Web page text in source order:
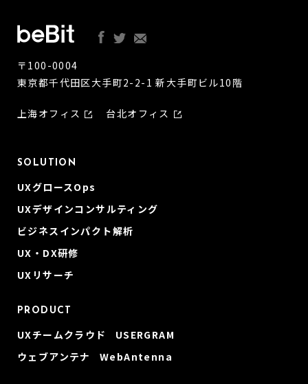
〒100-0004
東京都千代田区大手町2-2-1 新大手町ビル10階
上海オフィス 台北オフィス
SOLUTION
UXグロースOps
UXデザインコンサルティング
ビジネスインパクト解析
UX・DX研修
UXリサーチ
PRODUCT
UXチームクラウド USERGRAM
ウェブアンテナ WebAntenna